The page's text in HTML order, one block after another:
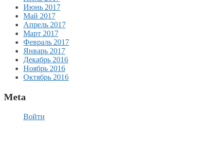
Июнь 2017
Май 2017
Апрель 2017
Март 2017
Февраль 2017
Январь 2017
Декабрь 2016
Ноябрь 2016
Октябрь 2016
Meta
Войти